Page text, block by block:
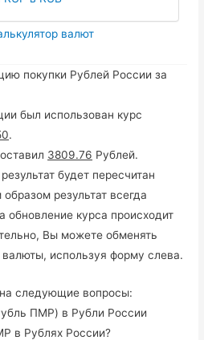
валют
покупки Рублей России за
был использован курс
.
3809.76 Рублей.
будет пересчитан
результат всегда
обновление курса происходит
Вы можете обменять
используя форму слева.
следующие вопросы:
ПМР) в Рубли России
в Рублях России?